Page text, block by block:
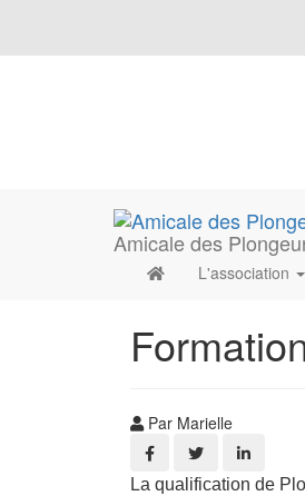
Amicale des
L'association
Par Marielle
La qualification de